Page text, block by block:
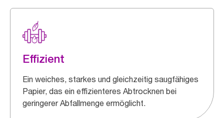
Effizient
Ein weiches, starkes und gleichzeitig saugfähiges
Papier, das ein effizienteres Abtrocknen bei
geringerer Abfallmenge ermöglicht.